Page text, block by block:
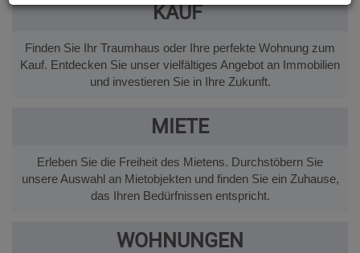
KAUF
Finden Sie Ihr Traumhaus oder Ihre perfekte Wohnung zum
Kauf. Entdecken Sie unser vielfältiges Angebot an Immobilien
und investieren Sie in Ihre Zukunft.
MIETE
Erleben Sie die Freiheit des Mietens. Durchstöbern Sie
unsere Auswahl an Mietobjekten und finden Sie ein Zuhause,
das Ihren Bedürfnissen entspricht.
WOHNUNGEN